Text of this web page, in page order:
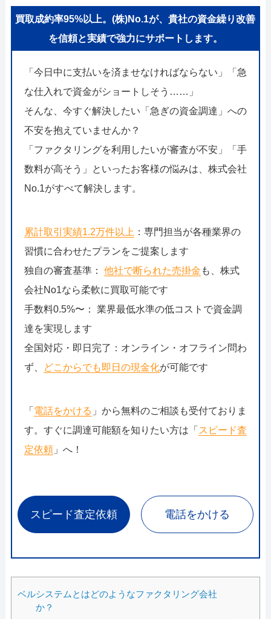
買取成約率95%以上。(株)No.1が、貴社の資金繰り改善
を信頼と実績で強力にサポートします。
「今日中に支払いを済ませなければならない」「急
な仕入れで資金がショートしそう……」
そんな、今すぐ解決したい「急ぎの資金調達」への
不安を抱えていませんか？
「ファクタリングを利用したいが審査が不安」「手
数料が高そう」といったお客様の悩みは、株式会社
No.1がすべて解決します。
累計取引実績1.2万件以上 ：専門担当が各種業界の
習慣に合わせたプランをご提案します
独自の審査基準： 他社で断られた売掛金 も、株式
会社No1なら柔軟に買取可能です
手数料0.5%〜： 業界最低水準の低コストで資金調
達を実現します
全国対応・即日完了：オンライン・オフライン問わ
ず、
どこからでも即日の現金化が可能です
「 電話をかける 」から無料のご相談も受付ておりま
す。すぐに調達可能額を知りたい方は「 スピード査
定依頼」へ！
スピード査定依頼 電話をかける
ベルシステムとはどのようなファクタリング会社
か？